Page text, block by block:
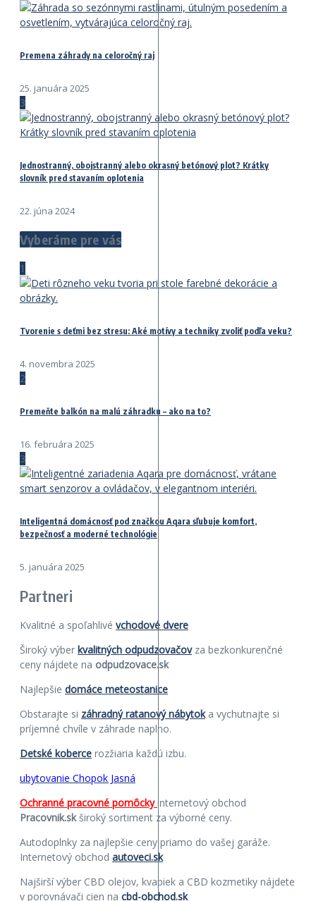
Premena záhrady na celoročný raj
25. januára 2025
3
Jednostranný, obojstranný alebo okrasný betónový plot? Krátky
slovník pred stavaním oplotenia
22. júna 2024
Vyberáme pre vás
1
Tvorenie s deťmi bez stresu: Aké motívy a techniky zvoliť podľa veku?
4. novembra 2025
2
Premeňte balkón na malú záhradku – ako na to?
16. februára 2025
3
Inteligentná domácnosť pod značkou Aqara sľubuje komfort,
bezpečnosť a moderné technológie
5. januára 2025
Partneri
Kvalitné a spoľahlivé vchodové dvere
Široký výber kvalitných odpudzovačovza bezkonkurenčné
ceny nájdete na odpudzovace.sk
Najlepšie domáce meteostanice
Obstarajte si záhradný ratanový nábytoka vychutnajte si
príjemné chvíle v záhrade naplno.
Detské koberce rozžiaria každú izbu.
ubytovanie Chopok Jasná
Ochranné pracovné pomôckyinternetový obchod
Pracovnik.skširoký sortiment za výborné ceny.
Autodoplnky za najlepšie ceny priamo do vašej garáže.
Internetový obchod autoveci.sk
Najširší výber CBD olejov, kvapiek a CBD kozmetiky nájdete
v porovnávači cien na cbd-obchod.sk